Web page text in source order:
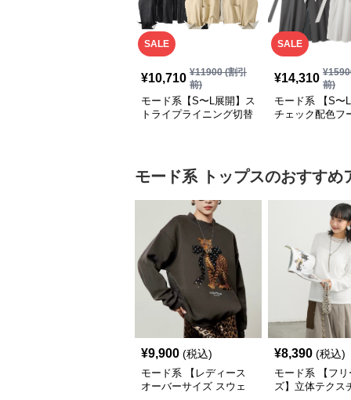
SALE
¥10,710 ¥11900(割引
前)
モード系【S〜L展開】ス
トライプライニング切替
SALE
¥14,310 ¥
前)
モード系 【S〜L
チェック配色フ
モード系 トップスのおすすめ
¥9,900 (税込)
モード系 【レディース
オーバーサイズ スウェ
¥8,390 (税込)
モード系 【フリ
ズ】立体テクス